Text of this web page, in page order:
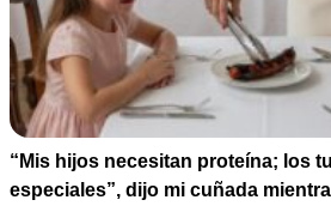
“Mis hijos necesitan proteína; los
especiales”, dijo mi cuñada